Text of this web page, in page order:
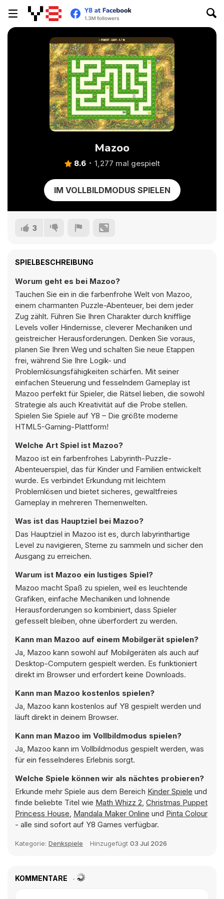
Mazoo
8.6 1,277 mal gespielt
IM VOLLBILDMODUS SPIELEN
3
SPIELBESCHREIBUNG
Worum geht es bei Mazoo?
Tauchen Sie ein in die farbenfrohe Welt von Mazoo,
einem charmanten Puzzle-Abenteuer, bei dem jeder
Zug zählt. Führen Sie Ihren Charakter durch knifflige
Levels voller Hindernisse, cleverer Mechaniken und
geistreicher Herausforderungen. Denken Sie voraus,
planen Sie Ihren Weg und schalten Sie neue Etappen
frei, während Sie Ihre Logik- und
Problemlösungsfähigkeiten schärfen. Mit seiner
einfachen Steuerung und fesselndem Gameplay ist
Mazoo perfekt für Spieler, die Rätsel lieben, die sowohl
Strategie als auch Kreativität auf die Probe stellen.
Spielen Sie Spiele auf Y8 – Die größte moderne
HTML5-Gaming-Plattform!
Welche Art Spiel ist Mazoo?
Mazoo ist ein farbenfrohes Labyrinth-Puzzle-
Abenteuerspiel, das für Kinder und Familien entwickelt
wurde. Es verbindet Erkundung mit leichtem
Problemlösen und bietet sicheres, gewaltfreies
Gameplay in mehreren Themenwelten.
Was ist das Hauptziel bei Mazoo?
Das Hauptziel in Mazoo ist es, durch labyrinthartige
Level zu navigieren, Sterne zu sammeln und sicher den
Ausgang zu erreichen.
Warum ist Mazoo ein lustiges Spiel?
Mazoo macht Spaß zu spielen, weil es leuchtende
Grafiken, einfache Mechaniken und lohnende
Herausforderungen so kombiniert, dass Spieler
gefesselt bleiben, ohne überfordert zu werden.
Kann man Mazoo auf einem Mobilgerät spielen?
Ja, Mazoo kann sowohl auf Mobilgeräten als auch auf
Desktop-Computern gespielt werden. Es funktioniert
direkt im Browser und erfordert keine Downloads.
Kann man Mazoo kostenlos spielen?
Ja, Mazoo kann kostenlos auf Y8 gespielt werden und
läuft direkt in deinem Browser.
Kann man Mazoo im Vollbildmodus spielen?
Ja, Mazoo kann im Vollbildmodus gespielt werden, was
für ein fesselnderes Erlebnis sorgt.
Welche Spiele können wir als nächtes probieren?
Erkunde mehr Spiele aus dem Bereich Kinder Spiele und
finde beliebte Titel wie Math Whizz 2, Christmas Puppet
Princess House, Mandala Maker Online und Pinta Colour
- alle sind sofort auf Y8 Games verfügbar.
Kategorie: Denkspiele Hinzugefügt 03 Jul 2026
KOMMENTARE